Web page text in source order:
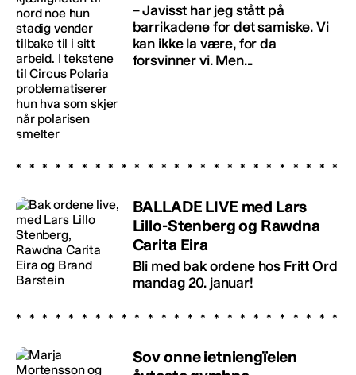
– Javisst har jeg stått på
barrikadene for det samiske. Vi
kan ikke la være, for da
forsvinner vi. Men...
BALLADE LIVE med Lars
Lillo-Stenberg og Rawdna
Carita Eira
Bli med bak ordene hos Fritt Ord
mandag 20. januar!
Sov onne ietniengïelen